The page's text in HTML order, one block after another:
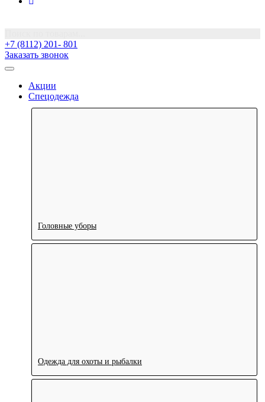
+7 (8112) 201- 801
Заказать звонок
Акции
Спецодежда
Головные уборы
Одежда для охоты и рыбалки